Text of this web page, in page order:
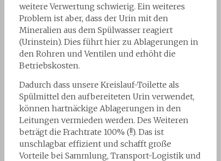
weitere Verwertung schwierig. Ein weiteres
Problem ist aber, dass der Urin mit den
Mineralien aus dem Spülwasser reagiert
(Urinstein). Dies führt hier zu Ablagerungen in
den Rohren und Ventilen und erhöht die
Betriebskosten.
Dadurch dass unsere Kreislauf-Toilette als
Spülmittel den aufbereiteten Urin verwendet,
können hartnäckige Ablagerungen in den
Leitungen vermieden werden. Des Weiteren
beträgt die Frachtrate 100% (!!). Das ist
unschlagbar effizient und schafft große
Vorteile bei Sammlung, Transport-Logistik und